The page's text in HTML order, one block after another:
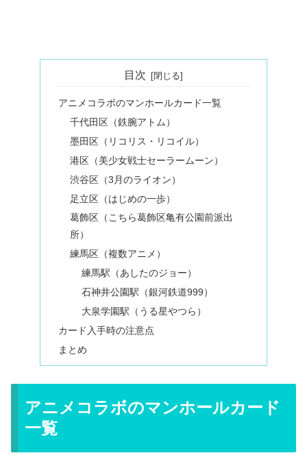
目次
アニメコラボのマンホールカード一覧
千代田区（鉄腕アトム）
墨田区（リコリス・リコイル）
港区（美少女戦士セーラームーン）
渋谷区（3月のライオン）
足立区（はじめの一歩）
葛飾区（こちら葛飾区亀有公園前派出
所）
練馬区（複数アニメ）
練馬駅（あしたのジョー）
石神井公園駅（銀河鉄道999）
大泉学園駅（うる星やつら）
カード入手時の注意点
まとめ
アニメコラボのマンホールカード
一覧